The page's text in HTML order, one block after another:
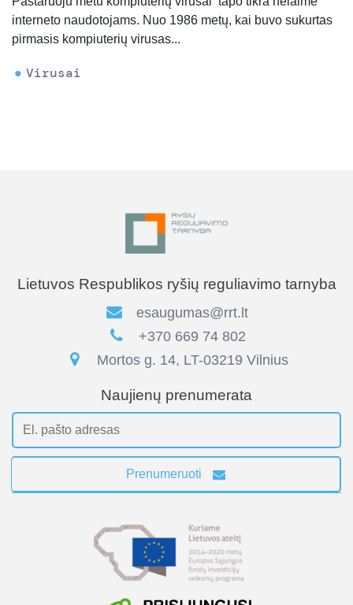
interneto naudotojams. Nuo 1986 metų, kai buvo sukurtas
pirmasis kompiuterių virusas...
Virusai
Lietuvos Respublikos ryšių reguliavimo tarnyba
esaugumas@rrt.lt
+370 669 74 802
Mortos g. 14, LT-03219 Vilnius
Naujienų prenumerata
Prenumeruoti